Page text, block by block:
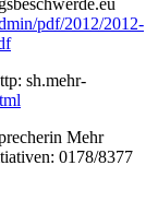
pdf/2012/2012-
sh.mehr-
Mehr
0178/8377